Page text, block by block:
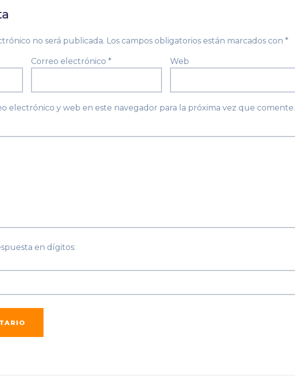
no será publicada. Los campos obligatorios están marcados con *
Correo electrónico * Web
electrónico y web en este navegador para la próxima vez que comente.
en dígitos: